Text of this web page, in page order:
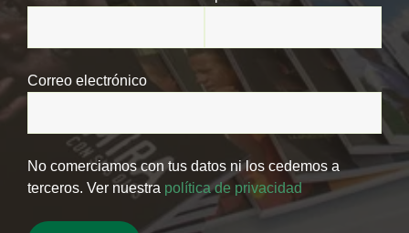
Correo electrónico
No comerciamos con tus datos ni los cedemos a
terceros. Ver nuestra política de privacidad